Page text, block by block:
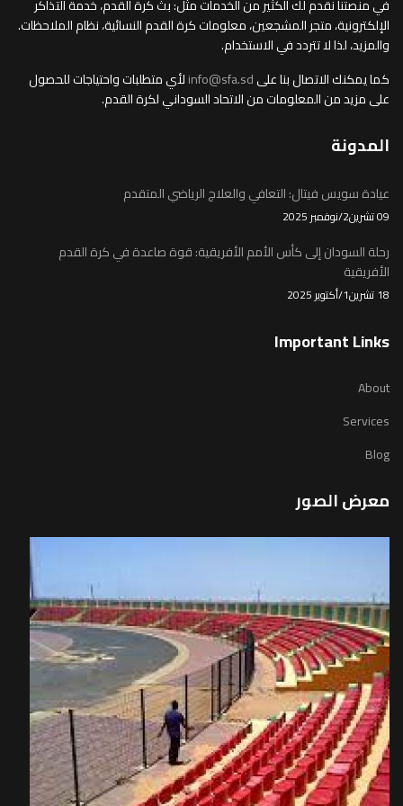
في منصتنا نقدم لك الكثير من الخدمات مثل: بث كرة القدم، خدمة التذاكر
الإلكترونية، متجر المشجعين، معلومات كرة القدم النسائية، نظام الملاحظات.
والمزيد، لذا لا تتردد في الاستخدام.
كما يمكنك الاتصال بنا علىinfo@sfa.sdلأي متطلبات واحتياجات للحصول
على مزيد من المعلومات من الاتحاد السوداني لكرة القدم.
المدونة
عيادة سويس فيتال: التعافي والعلاج الرياضي المتقدم
09 تشرين2/نوفمبر 2025
رحلة السودان إلى كأس الأمم الأفريقية: قوة صاعدة في كرة القدم
الأفريقية
18 تشرين1/أكتوير 2025
Important Links
About
Services
Blog
معرض الصور